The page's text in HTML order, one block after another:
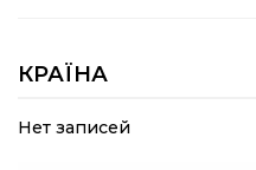
04 сер
прикордоння до
19:36
Пишіть листи
КРАЇНА
Нет записей